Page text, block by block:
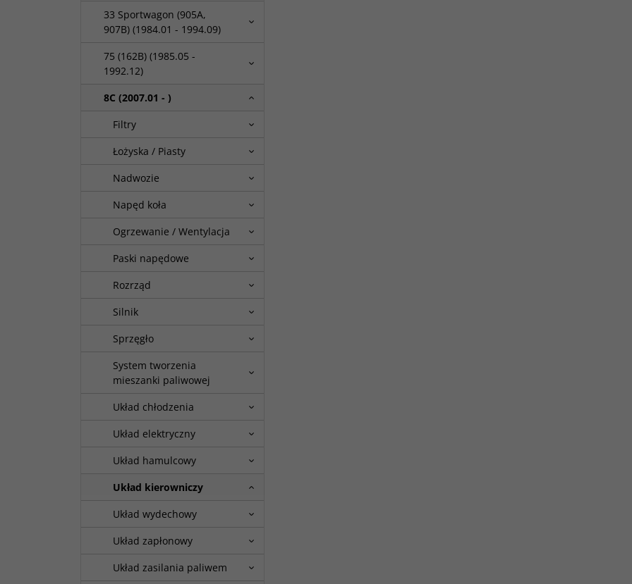
33 Sportwagon (905A,
907B) (1984.01 - 1994.09)
75 (162B) (1985.05 -
1992.12)
8C (2007.01 - )
Filtry
Łożyska / Piasty
Nadwozie
Napęd koła
Ogrzewanie / Wentylacja
Paski napędowe
Rozrząd
Silnik
Sprzęgło
System tworzenia
mieszanki paliwowej
Układ chłodzenia
Układ elektryczny
Układ hamulcowy
Układ kierowniczy
Układ wydechowy
Układ zapłonowy
Układ zasilania paliwem